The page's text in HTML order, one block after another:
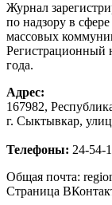
Журнал
по надзору в
массовых
Регистрационный
года.
Адрес:
167982,
г. Сыктывкар,
Телефоны: 24-54-
Общая почта:
Страница